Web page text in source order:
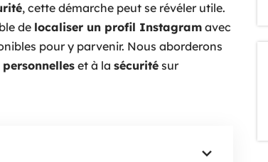
, cette démarche peut se révéler utile.
de localiser un profil Instagram avec
pour y parvenir. Nous aborderons
personnelleset à la sécurité sur